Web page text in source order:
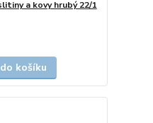
a kovy hrubý 22/1
košíku